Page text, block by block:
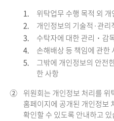
1.
위탁업무 수행 목적 외
2.
개인정보의 기술적·관
3.
수탁자에 대한 관리・감
4.
손해배상 등 책임에 관한
5.
그밖에 개인정보의 안전
한 사항
② 위원회는 개인정보 처리를
홈페이지에 공개된 개인정보
확인할 수 있도록 안내하고